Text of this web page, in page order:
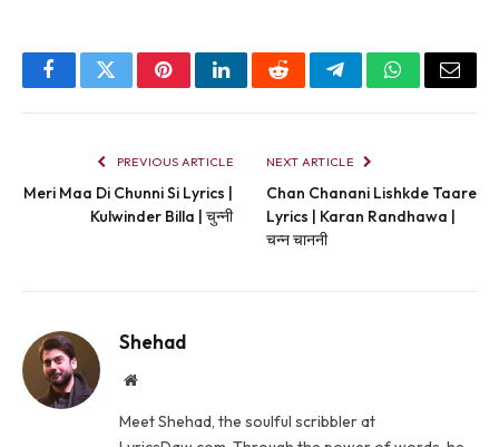
FacebookTwitterPinterestLinkedInRedditTelegramWhatsApp
Email
PREVIOUS ARTICLE
Meri Maa Di Chunni Si Lyrics |
Kulwinder Billa | चुन्नी
NEXT ARTICLE
Chan Chanani Lishkde Taare
Lyrics | Karan Randhawa |
चन्न चाननी
Shehad
Website
Meet Shehad, the soulful scribbler at